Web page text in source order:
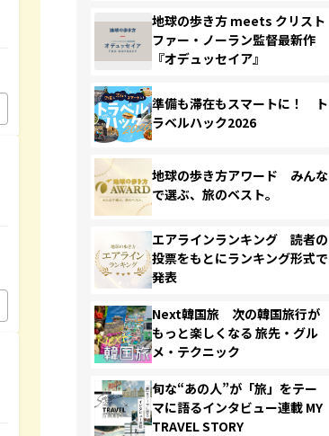
地球の歩き方 meets クリスト
ファー・ノーラン監督最新作
『オデュッセイア』
準備も滞在もスマートに！ ト
ラベルハック2026
地球の歩き方アワード みんな
で選ぶ、旅のベスト。
エアラインランキング 読者の
投票をもとにランキング形式で
発表
Next韓国旅 次の韓国旅行が
もっと楽しくなる 旅先・グル
メ・テクニック
旬な“あの人”が「旅」をテー
マに語るインタビュー連載 MY
TRAVEL STORY